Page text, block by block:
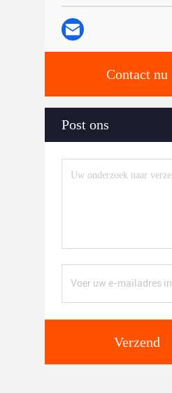
Contact nu
Post ons
Verzend